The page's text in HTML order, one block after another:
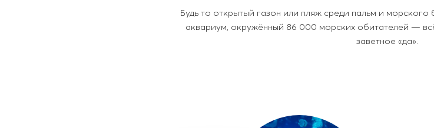
Будь то открытый газон или пляж среди пальм и
аквариум, окружённый 86 000 морских обитателей —
заветное «да».